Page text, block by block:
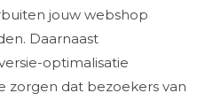
jouw webshop
Daarnaast
optimalisatie
zorgen dat bezoekers van